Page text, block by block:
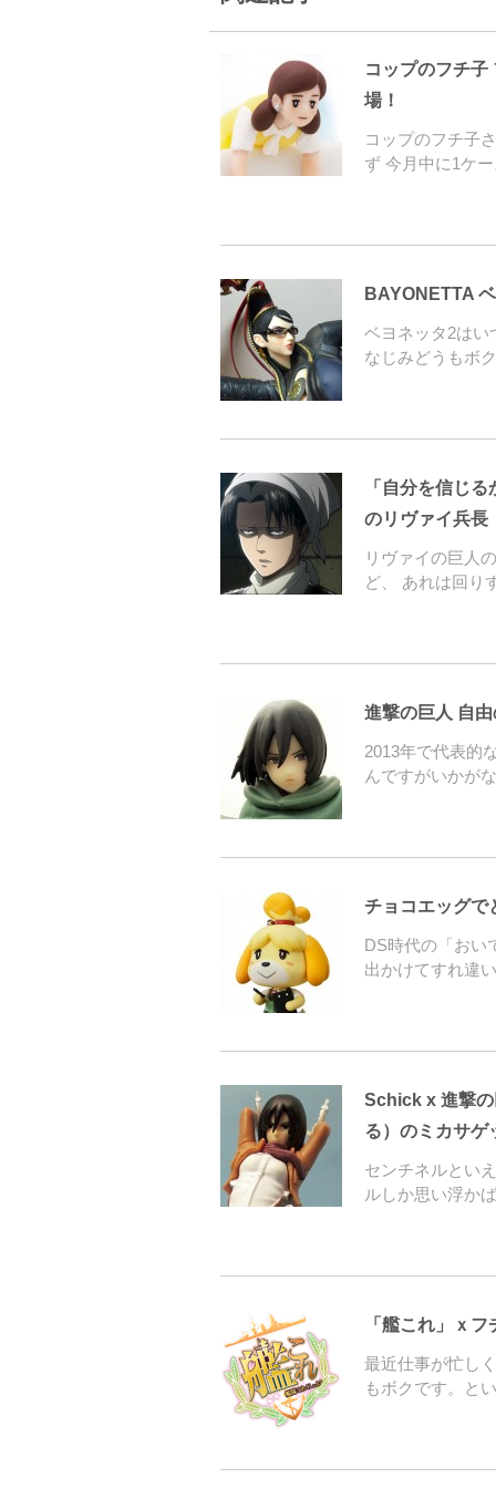
コップのフチ子
場！
コップのフチ子
ず 今月中に1ケ
BAYONETTA
ベヨネッタ2はい
なじみどうもボ
「自分を信じ
のリヴァイ兵長
リヴァイの巨人
ど、 あれは回り
進撃の巨人 自
2013年で代表的
んですがいかが
チョコエッグで
DS時代の「お
出かけてすれ違
Schick x 進撃
る）のミカサゲ
センチネルとい
ルしか思い浮か
「艦これ」ｘ
最近仕事が忙し
もボクです。と